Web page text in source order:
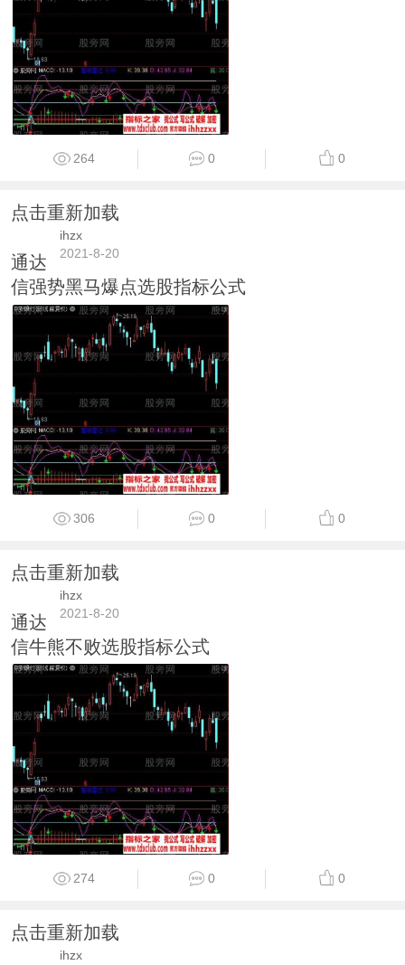
264 0 0
点击重新加载
ihzx
2021-8-20
通达
信强势黑马爆点选股指标公式
306 0 0
点击重新加载
ihzx
2021-8-20
通达
信牛熊不败选股指标公式
274 0 0
点击重新加载
ihzx